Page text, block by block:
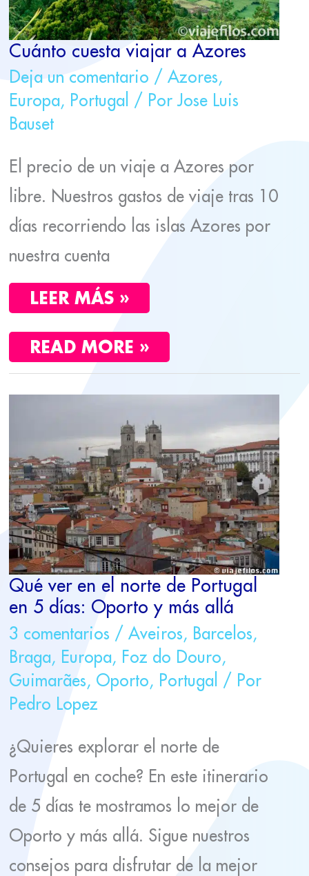
Cuánto cuesta viajar a Azores
Deja un comentario / Azores,
Europa, Portugal / PorJose Luis
Bauset
El precio de un viaje a Azores por
libre. Nuestros gastos de viaje tras 10
días recorriendo las islas Azores por
nuestra cuenta
LEER MÁS »
READ MORE »
Qué ver en el norte de Portugal
en 5 días: Oporto y más allá
3 comentarios / Aveiros, Barcelos,
Braga, Europa, Foz do Douro,
Guimarães, Oporto, Portugal / Por
Pedro Lopez
¿Quieres explorar el norte de
Portugal en coche? En este itinerario
de 5 días te mostramos lo mejor de
Oporto y más allá. Sigue nuestros
consejos para disfrutar de la mejor
QUÉ
EL
NORTE
DE
PORTUGAL
EN
5
DÍAS:
OPORTO
Y
MÁS
ALLÁ